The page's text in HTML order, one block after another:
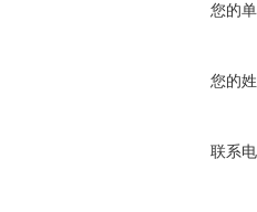
您的
您的
联系